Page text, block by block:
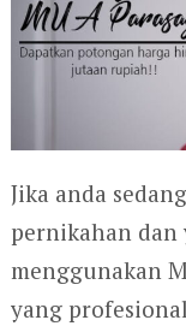
Jika anda
pernikahan dan
menggunakan
yang